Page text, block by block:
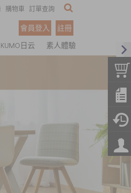
購物車 訂單查詢
會員登入
註冊
日云 素人體驗